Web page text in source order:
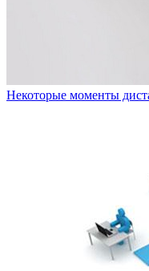
Некоторые моменты